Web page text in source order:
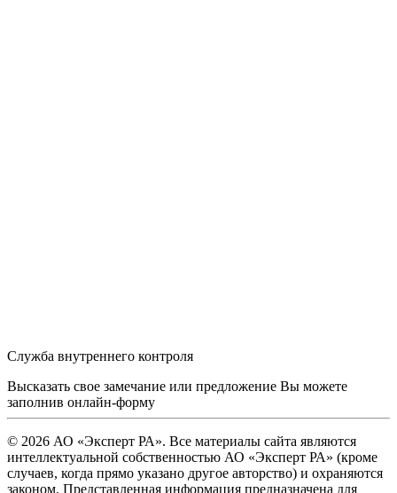
Служба внутреннего контроля
Высказать свое замечание или предложение Вы можете
заполнив онлайн-форму
© 2026 АО «Эксперт РА». Все материалы сайта являются
интеллектуальной собственностью АО «Эксперт РА» (кроме
случаев, когда прямо указано другое авторство) и охраняются
законом. Представленная информация предназначена для